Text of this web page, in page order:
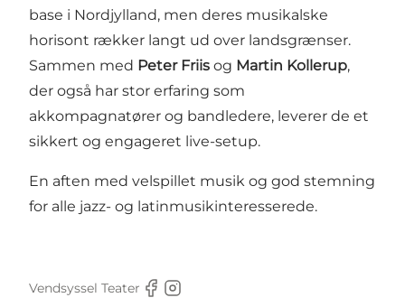
base i Nordjylland, men deres musikalske
horisont rækker langt ud over landsgrænser.
Sammen med Peter Friis og Martin Kollerup,
der også har stor erfaring som
akkompagnatører og bandledere, leverer de et
sikkert og engageret live-setup.
En aften med velspillet musik og god stemning
for alle jazz- og latinmusikinteresserede.
Vendsyssel Teater
Facebook
Instagram